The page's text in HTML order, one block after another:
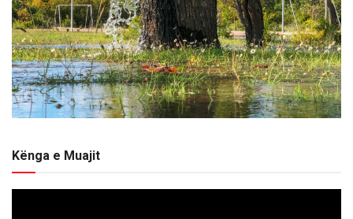
Kënga e Muajit